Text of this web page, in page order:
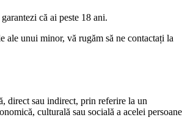
că ai peste 18 ani.
ale unui minor, vă rugăm să ne contactați la
direct sau indirect, prin referire la un
culturală sau socială a acelei persoane